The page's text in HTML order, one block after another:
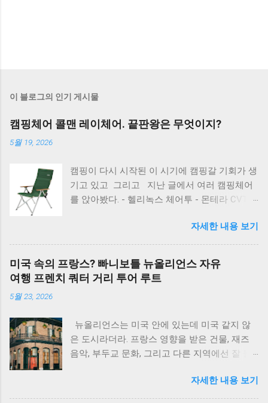
이 블로그의 인기 게시물
캠핑체어 콜맨 레이체어. 끝판왕은 무엇이지?
5월 19, 2026
캠핑이 다시 시작된 이 시기에 캠핑갈 기회가 생
기고 있고 그리고 지난 글에서 여러 캠핑체어
를 앉아봤다. - 헬리녹스 체어투 - 몬테라 CVT2
폴딩 체어 많은 의자들은 아니지만 그래도 의자
모델들의 대표적인 것들은 앉아 본 것 같다.
$$광고$$ 그리고 얼마전 김숙의 유투브에서 빽
가 네 집에 놀러가서 캠핑 장비를 파헤치는 걸
보다가 빽가가 모든 의자에서 단 한개만 남기면
이번에 한 번 앉아보게 되었다. 레이체어의 장단
점은 확실하다. 이렇게 앉은 자리에서 팔걸이만
움직여서 1,2,3 단계로 등받이 조절이 가능하다.
아보고 3단계로 해보니 너무 편했다. 그렇게 해
두고 폰 보기도 좋고 책 보기도 편하고 와이프가
자세한 내용 보기
미국 속의 프랑스? 빠니보틀 뉴올리언스 자유
여행 프렌치 쿼터 거리 투어 루트
5월 23, 2026
뉴올리언스는 미국 안에 있는데 미국 같지 않
은 도시라더라. 프랑스 영향을 받은 건물, 재즈
음악, 부두교 문화, 그리고 다른 지역에선 잘 볼
시 음식만 먹으러 다닌 날이 있었다고. 검보, 악
어 고기 튀김, 카페 두 몽드 베네 도넛까지. 그 루
자세한 내용 보기